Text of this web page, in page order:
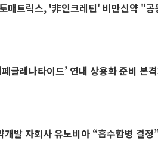
매트릭스, '非인크레틴' 비만신약 "
글레나타이드’ 연내 상용화 준비 본
발 자회사 유노비아 “흡수합병 결정